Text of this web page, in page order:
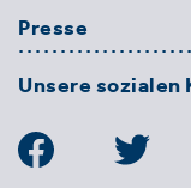
Presse
Unsere sozialen